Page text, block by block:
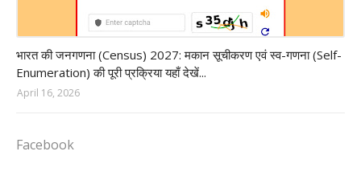
भारत की जनगणना (Census) 2027: मकान सूचीकरण एवं स्व-गणना (Self-
Enumeration) की पूरी प्रक्रिया यहाँ देखें...
April 16, 2026
Facebook